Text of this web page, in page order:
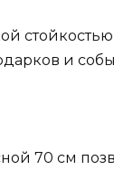
и
70 см